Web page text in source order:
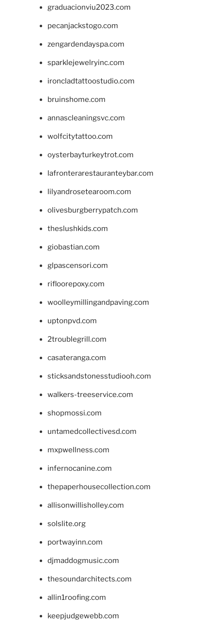
graduacionviu2023.com
pecanjackstogo.com
zengardendayspa.com
sparklejewelryinc.com
ironcladtattoostudio.com
bruinshome.com
annascleaningsvc.com
wolfcitytattoo.com
oysterbayturkeytrot.com
lafronterarestauranteybar.com
lilyandrosetearoom.com
olivesburgberrypatch.com
theslushkids.com
giobastian.com
glpascensori.com
rifloorepoxy.com
woolleymillingandpaving.com
uptonpvd.com
2troublegrill.com
casateranga.com
sticksandstonesstudiooh.com
walkers-treeservice.com
shopmossi.com
untamedcollectivesd.com
mxpwellness.com
infernocanine.com
thepaperhousecollection.com
allisonwillisholley.com
solslite.org
portwayinn.com
djmaddogmusic.com
thesoundarchitects.com
allin1roofing.com
keepjudgewebb.com